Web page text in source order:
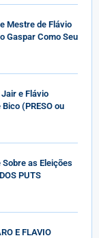
Mestre de Flávio
Gaspar Como Seu
e Flávio
(PRESO ou
as Eleições
PUTS
E FLAVIO